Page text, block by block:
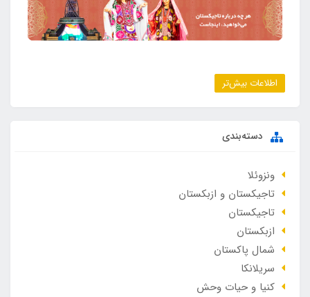
اطلاعات بیش‌تر
دسته‌بندی
ونزوئلا
تاجیکستان و ازبکستان
تاجیکستان
ازبکستان
شمال پاکستان
سریلانکا
کنیا و حیات وحش